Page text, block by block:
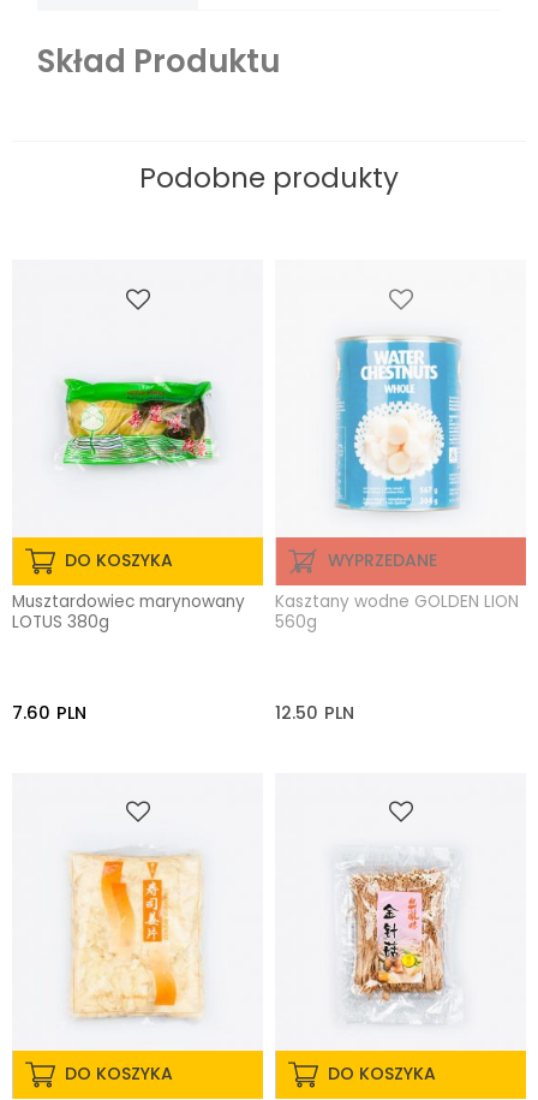
Skład Produktu
Podobne produkty
DO KOSZYKA
Musztardowiec marynowany
LOTUS 380g
7.60 PLN
WYPRZEDANE
Kasztany wodne GOLDEN LION
560g
12.50 PLN
DO KOSZYKA DO KOSZYKA